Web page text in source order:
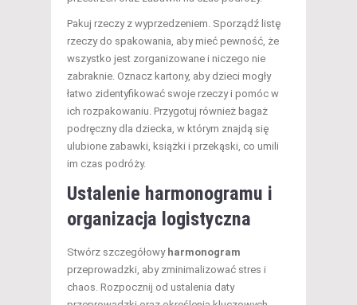
Pakuj rzeczy z wyprzedzeniem. Sporządź listę
rzeczy do spakowania, aby mieć pewność, że
wszystko jest zorganizowane i niczego nie
zabraknie. Oznacz kartony, aby dzieci mogły
łatwo zidentyfikować swoje rzeczy i pomóc w
ich rozpakowaniu. Przygotuj również bagaż
podręczny dla dziecka, w którym znajdą się
ulubione zabawki, książki i przekąski, co umili
im czas podróży.
Ustalenie harmonogramu i
organizacja logistyczna
Stwórz szczegółowy harmonogram
przeprowadzki, aby zminimalizować stres i
chaos. Rozpocznij od ustalenia daty